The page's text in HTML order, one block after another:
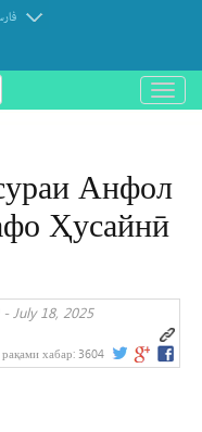
باز
و
منو
Анфол
Ҳусайнӣ
- July 18, 2025
рақами хабар: 3604